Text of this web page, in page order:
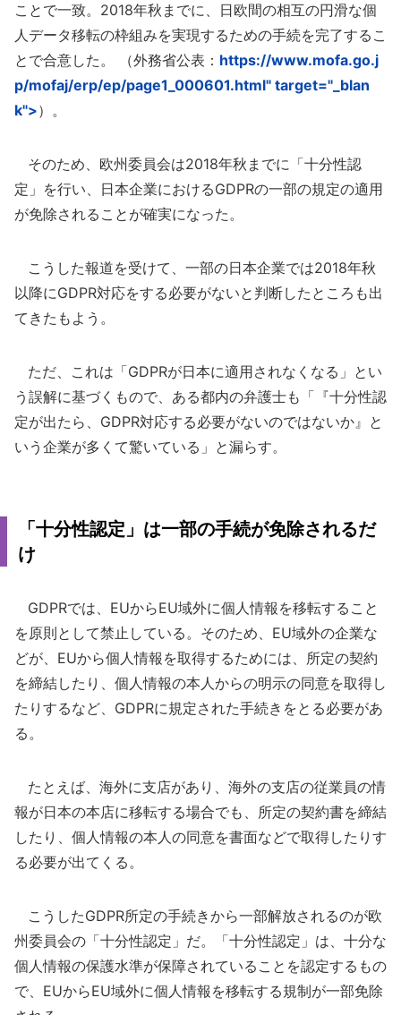
ことで一致。2018年秋までに、日欧間の相互の円滑な個
人データ移転の枠組みを実現するための手続を完了するこ
とで合意した。 （外務省公表： https://www.mofa.go.j
p/mofaj/erp/ep/page1_000601.html" target="_blan
k">）。
そのため、欧州委員会は2018年秋までに「十分性認
定」を行い、日本企業におけるGDPRの一部の規定の適用
が免除されることが確実になった。
こうした報道を受けて、一部の日本企業では2018年秋
以降にGDPR対応をする必要がないと判断したところも出
てきたもよう。
ただ、これは「GDPRが日本に適用されなくなる」とい
う誤解に基づくもので、ある都内の弁護士も「『十分性認
定が出たら、GDPR対応する必要がないのではないか』と
いう企業が多くて驚いている」と漏らす。
「十分性認定」は一部の手続が免除されるだ
け
GDPRでは、EUからEU域外に個人情報を移転すること
を原則として禁止している。そのため、EU域外の企業な
どが、EUから個人情報を取得するためには、所定の契約
を締結したり、個人情報の本人からの明示の同意を取得し
たりするなど、GDPRに規定された手続きをとる必要があ
る。
たとえば、海外に支店があり、海外の支店の従業員の情
報が日本の本店に移転する場合でも、所定の契約書を締結
したり、個人情報の本人の同意を書面などで取得したりす
る必要が出てくる。
こうしたGDPR所定の手続きから一部解放されるのが欧
州委員会の「十分性認定」だ。「十分性認定」は、十分な
個人情報の保護水準が保障されていることを認定するもの
で、EUからEU域外に個人情報を移転する規制が一部免除